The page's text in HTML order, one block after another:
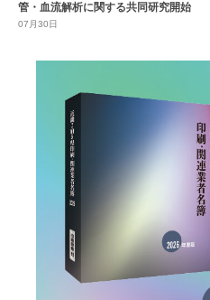
管・血流解析に関する共同研究開始
07月30日